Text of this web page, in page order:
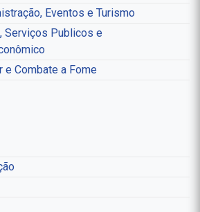
Eventos e Turismo
Serviços Publicos e
e Combate a Fome